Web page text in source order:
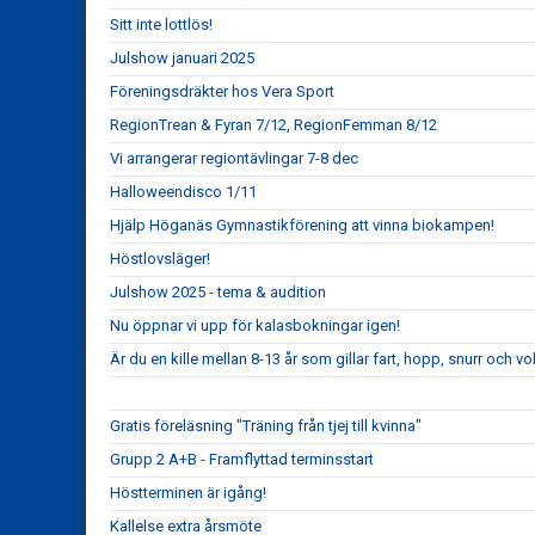
Sitt inte lottlös!
Julshow januari 2025
Föreningsdräkter hos Vera Sport
RegionTrean & Fyran 7/12, RegionFemman 8/12
Vi arrangerar regiontävlingar 7-8 dec
Halloweendisco 1/11
Hjälp Höganäs Gymnastikförening att vinna biokampen!
Höstlovsläger!
Julshow 2025 - tema & audition
Nu öppnar vi upp för kalasbokningar igen!
Är du en kille mellan 8-13 år som gillar fart, hopp, snurr och
Gratis föreläsning "Träning från tjej till kvinna"
Grupp 2 A+B - Framflyttad terminsstart
Höstterminen är igång!
Kallelse extra årsmöte